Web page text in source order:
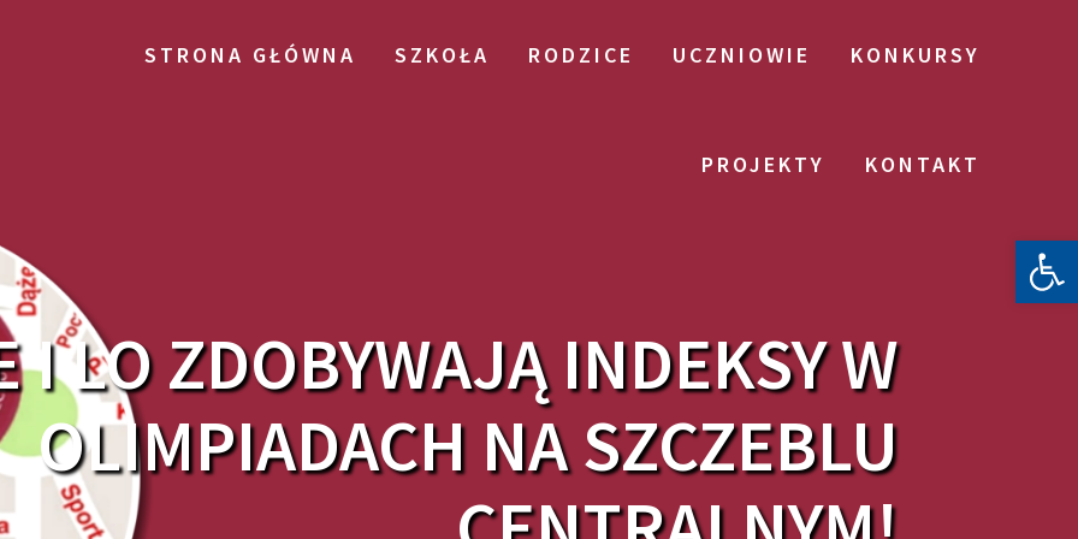
STRONA GŁÓWNA SZKOŁA RODZICE UCZNIOWIE KONKURSY
PROJEKTY KONTAKT
I LO ZDOBYWAJĄ INDEKSY W
OLIMPIADACH NA SZCZEBLU